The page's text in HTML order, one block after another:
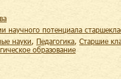
научного потенциала
науки педагогика старшие
образование